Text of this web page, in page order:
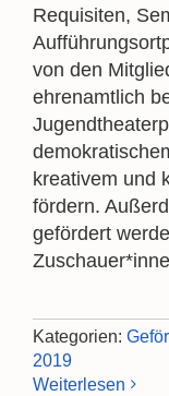
Requisiten,
von den
ehrenamtlich
kreativem und
fördern.
gefördert
Kategorien:
2019
Weiterlesen